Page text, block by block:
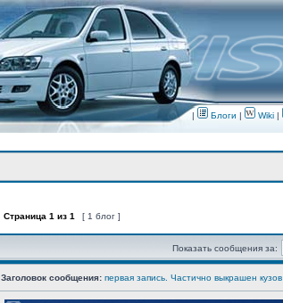
| Блоги | Wiki |
Страница 1 из 1 [ 1 блог ]
Показать сообщения за:
Заголовок сообщения: первая запись. Частично выкрашен кузов